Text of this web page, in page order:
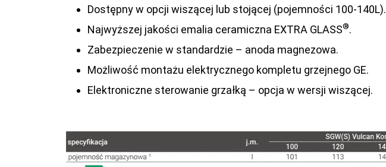
Dostępny w opcji wiszącej lub stojącej (pojemności 100-140L).
Najwyższej jakości emalia ceramiczna EXTRA GLASS®.
Zabezpieczenie w standardzie – anoda magnezowa.
Możliwość montażu elektrycznego kompletu grzejnego GE.
Elektroniczne sterowanie grzałką – opcja w wersji wiszącej.